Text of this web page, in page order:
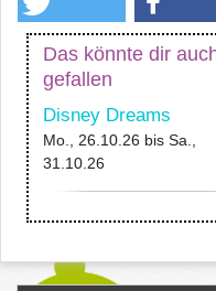
Das könnte dir
gefallen
Disney Dreams
Mo., 26.10.26 bis Sa.,
31.10.26